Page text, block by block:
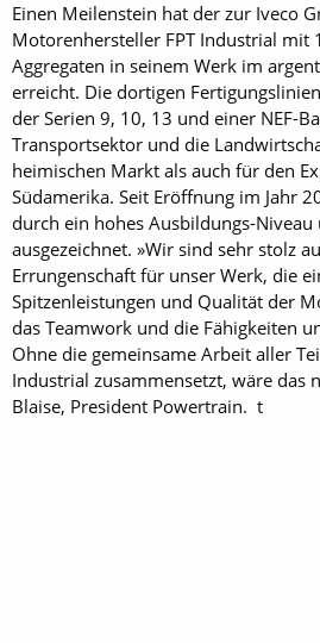
Einen Meilenstein hat der zur Iveco
Motorenhersteller FPT Industrial mit
Aggregaten in seinem Werk im
erreicht. Die dortigen
der Serien 9, 10, 13 und einer NEF-
Transportsektor und die
heimischen Markt als auch für den
Südamerika. Seit Eröffnung im Jahr
durch ein hohes Ausbildungs-Niveau
ausgezeichnet. »Wir sind sehr stolz
Errungenschaft für unser Werk, die
Spitzenleistungen und Qualität der
das Teamwork und die Fähigkeiten
Ohne die gemeinsame Arbeit aller
Industrial zusammensetzt, wäre das
Blaise, President Powertrain. t